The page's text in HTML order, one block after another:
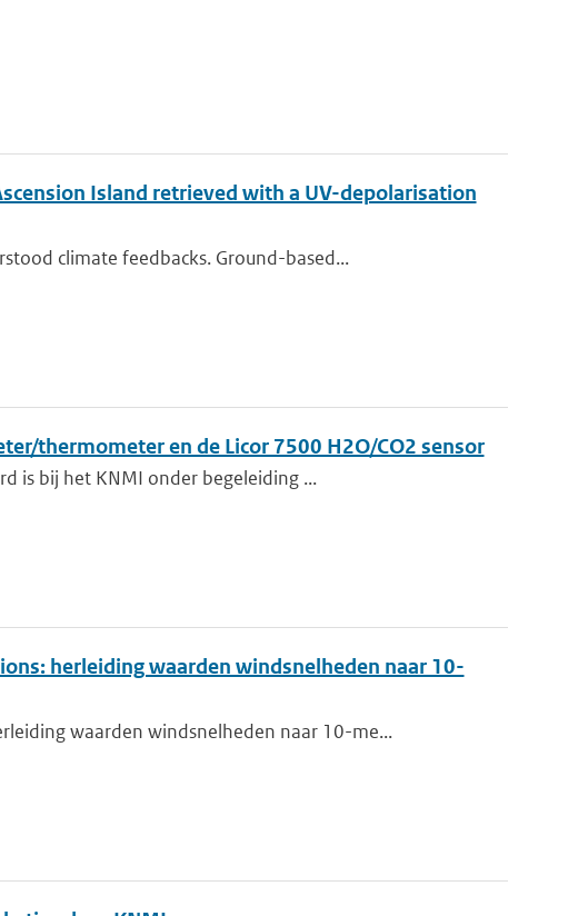
Island retrieved with a UV-depolarisation
climate feedbacks. Ground-based...
thermometer en de Licor 7500 H2O/CO2 sensor
is bij het KNMI onder begeleiding ...
herleiding waarden windsnelheden naar 10-
waarden windsnelheden naar 10-me...